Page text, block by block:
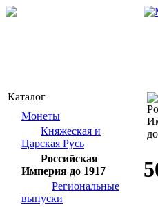
Каталог
Монеты
Княжеская и
Царская Русь
Российская
Империя до 1917
Региональные
выпуски